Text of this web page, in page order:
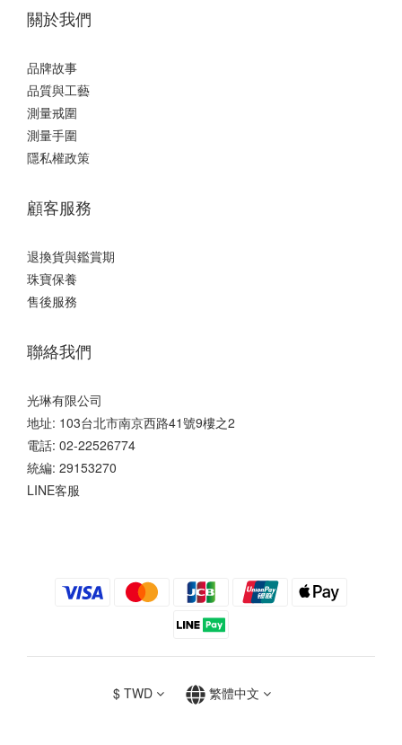
關於我們
品牌故事
品質與工藝
測量戒圍
測量手圍
隱私權政策
顧客服務
退換貨與鑑賞期
珠寶保養
售後服務
聯絡我們
光琳有限公司
地址: 103台北市南京西路41號9樓之2
電話: 02-22526774
統編: 29153270
LINE客服
$ TWD 繁體中文